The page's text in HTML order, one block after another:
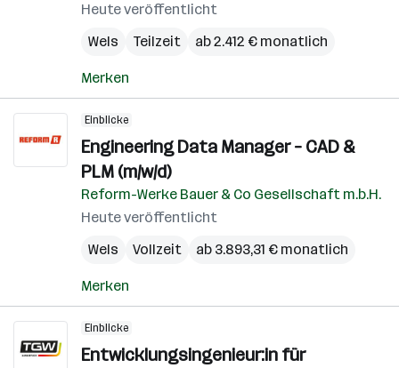
Heute veröffentlicht
Wels
Teilzeit ab 2.412 € monatlich
Merken
Einblicke
Engineering Data Manager – CAD &
PLM (m/w/d)
Reform-Werke Bauer & Co Gesellschaft m.b.H.
Heute veröffentlicht
Wels
Vollzeit ab 3.893,31 € monatlich
Merken
Einblicke
Entwicklungsingenieur:in für